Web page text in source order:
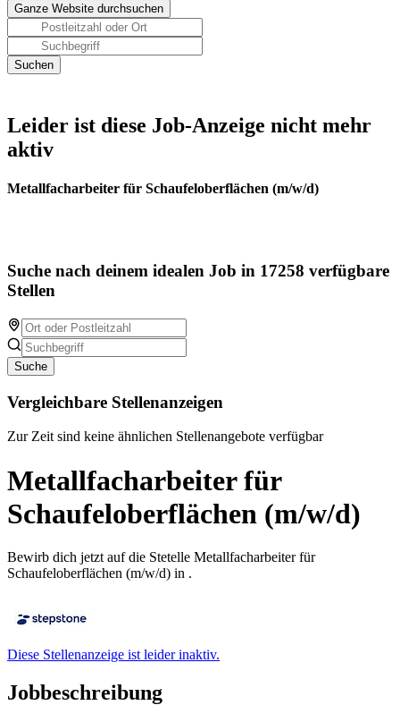
Leider ist diese Job-Anzeige nicht mehr
aktiv
Metallfacharbeiter für Schaufeloberflächen (m/w/d)
Suche nach deinem idealen Job in 17258 verfügbare
Stellen
Suche
Vergleichbare Stellenanzeigen
Zur Zeit sind keine ähnlichen Stellenangebote verfügbar
Metallfacharbeiter für
Schaufeloberflächen (m/w/d)
Bewirb dich jetzt auf die Stetelle Metallfacharbeiter für
Schaufeloberflächen (m/w/d) in .
Diese Stellenanzeige ist leider inaktiv.
Jobbeschreibung